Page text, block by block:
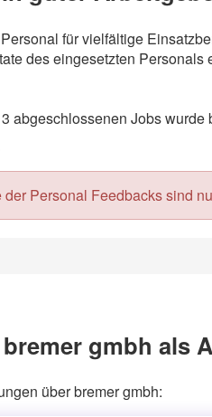
für vielfältige
des eingesetzten
abgeschlossenen Jobs
Personal Feedbacks sind
gmbh als
über bremer gmbh: